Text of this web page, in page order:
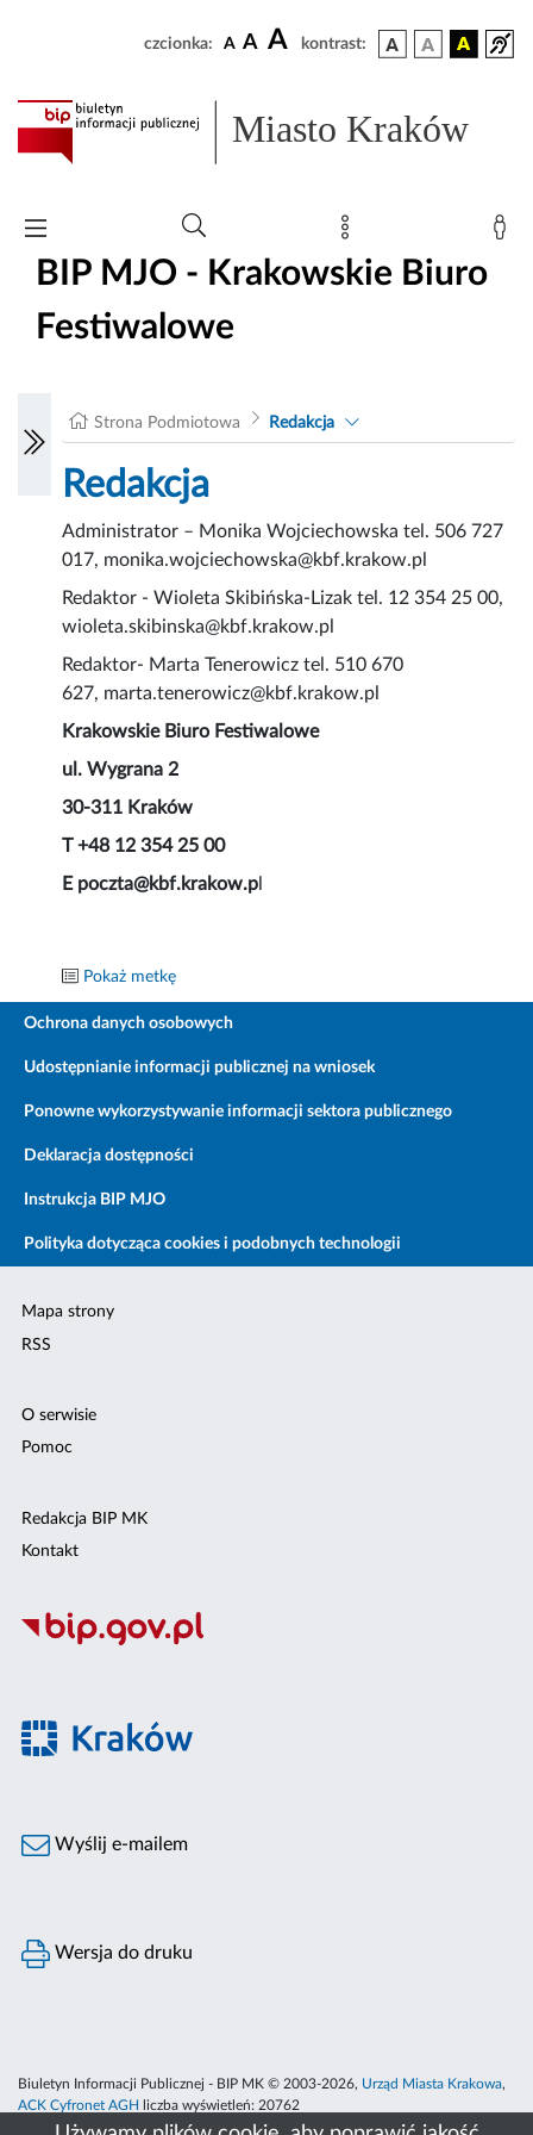
czcionka: A A A kontrast:
Miasto Kraków
BIP MJO - Krakowskie Biuro
Festiwalowe
Strona Podmiotowa Redakcja
Redakcja
Administrator – Monika Wojciechowska tel. 506 727
017, monika.wojciechowska@kbf.krakow.pl
Redaktor - Wioleta Skibińska-Lizak tel. 12 354 25 00,
wioleta.skibinska@kbf.krakow.pl
Redaktor- Marta Tenerowicz tel. 510 670
627, marta.tenerowicz@kbf.krakow.pl
Krakowskie Biuro Festiwalowe
ul. Wygrana 2
30-311 Kraków
T +48 12 354 25 00
E poczta@kbf.krakow.p
Pokaż metkę
Ochrona danych osobowych
Udostępnianie informacji publicznej na wniosek
Ponowne wykorzystywanie informacji sektora publicznego
Deklaracja dostępności
Instrukcja BIP MJO
Polityka dotycząca cookies i podobnych technologii
Mapa strony
RSS
O serwisie
Pomoc
Redakcja BIP MK
Kontakt
Wyślij e-mailem
Wersja do druku
Biuletyn Informacji Publicznej - BIP MK © 2003-2026, Urząd Miasta Krakowa,
ACK Cyfronet AGH
liczba wyświetleń: 20762